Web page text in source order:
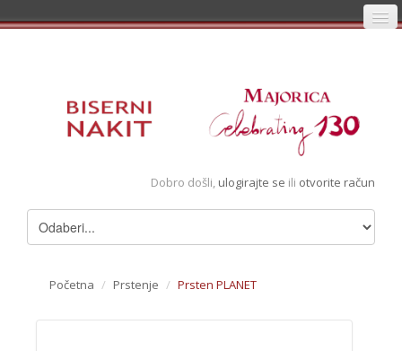
Registracija
Pregledani artikli
Dobro došli, ulogirajte se ili otvorite račun
Početna / Prstenje / Prsten PLANET